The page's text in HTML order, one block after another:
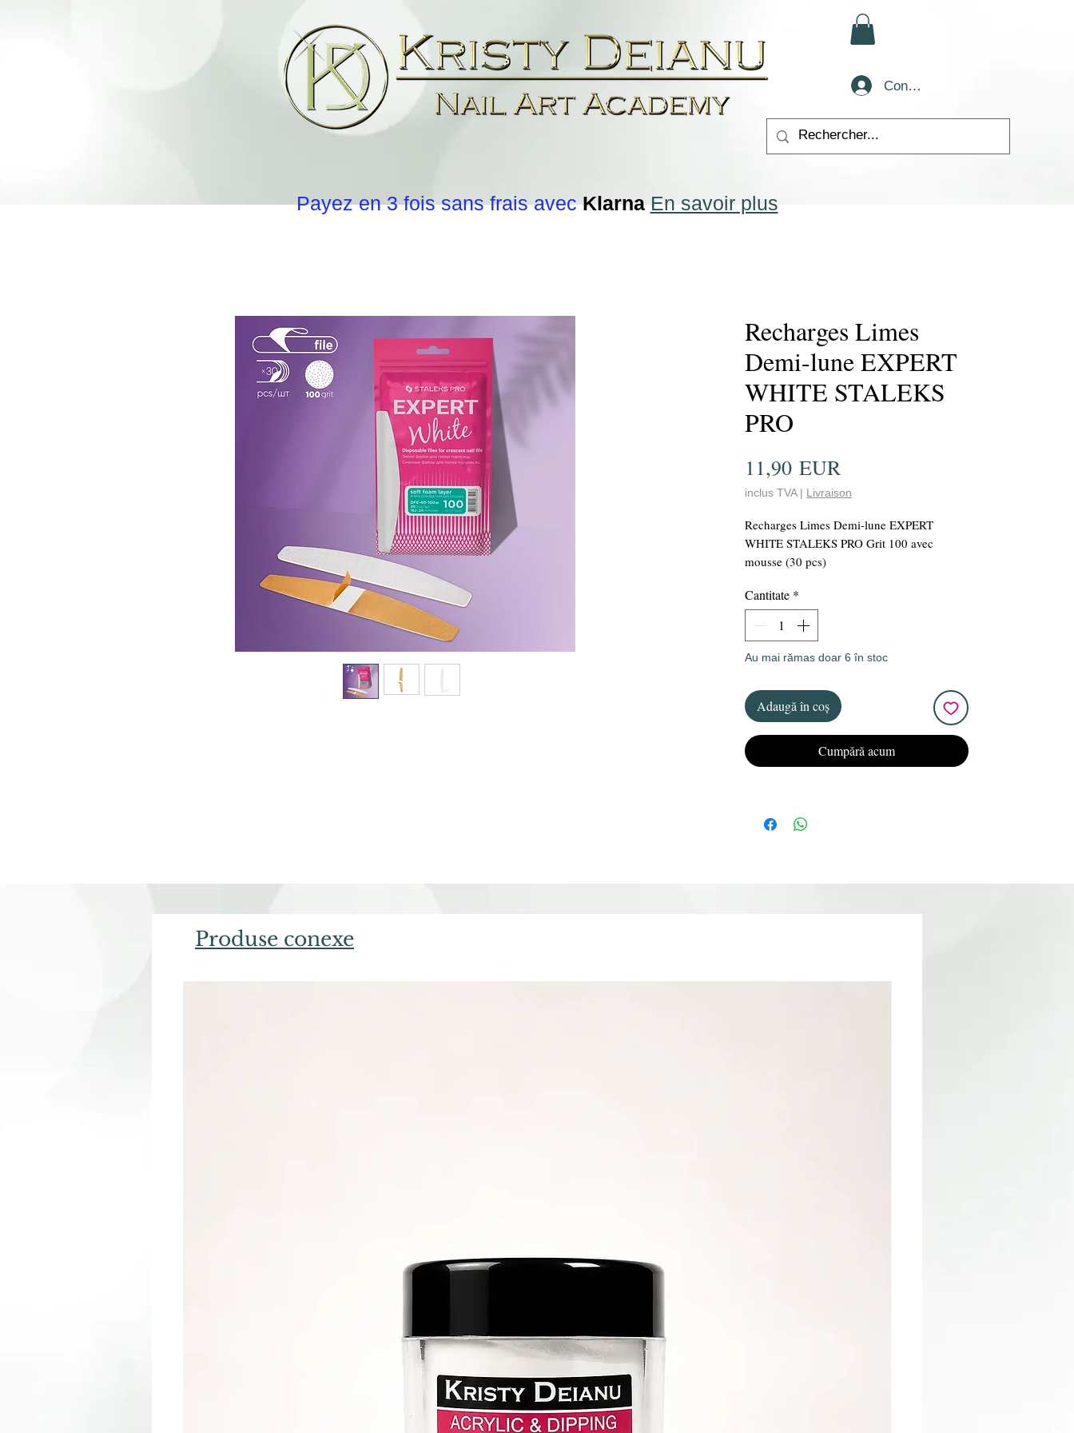
Conectează-te
Recharges Limes
Demi-lune EXPERT
WHITE STALEKS
PRO
11,90 EUR
inclus TVA| Livraison
Recharges Limes Demi-lune EXPERT
WHITE STALEKS PRO Grit 100 avec
mousse (30 pcs)
Cantitate *
Au mai rămas doar 6 în stoc
Adaugă în coș
Cumpără acum
Payez en 3 fois sans frais avecKlarna En savoir plus
Produse conexe